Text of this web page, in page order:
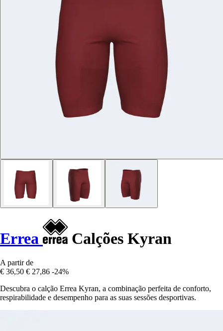
Errea Calções Kyran
A partir de
€ 36,50 € 27,86 -24%
Descubra o calção Errea Kyran, a combinação perfeita de conforto,
respirabilidade e desempenho para as suas sessões desportivas.